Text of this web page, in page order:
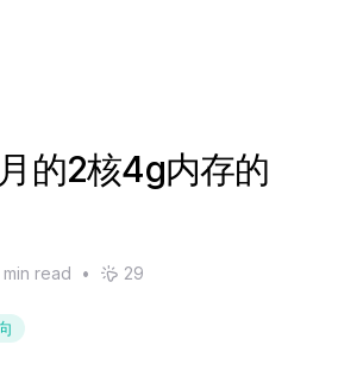
的2核4g内存的
min read • 29